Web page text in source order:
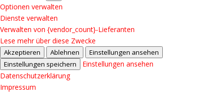
Optionen verwalten
Dienste verwalten
Verwalten von {vendor_count}-Lieferanten
Lese mehr über diese Zwecke
Akzeptieren Ablehnen
Einstellungen ansehen
Einstellungen speichern
Einstellungen ansehen
Datenschutzerklärung
Impressum